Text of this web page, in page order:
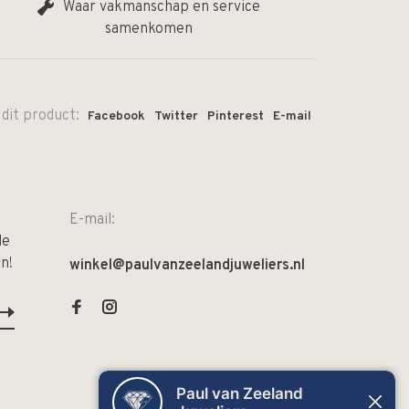
Waar vakmanschap en service
samenkomen
dit product: Facebook Twitter Pinterest E-mail
E-mail:
winkel@paulvanzeelandjuweliers.nl